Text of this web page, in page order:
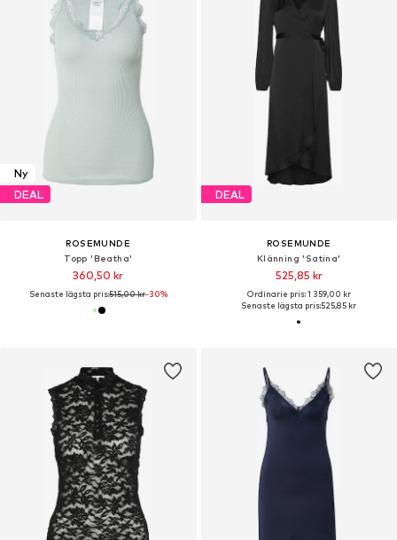
Ny
DEAL
ROSEMUNDE
Topp 'Beatha'
360,50 kr
Senaste lägsta pris:515,00 kr-30%
DEAL
ROSEMUNDE
Klänning 'Satina'
525,85 kr
Ordinarie pris: 1 359,00 kr
Senaste lägsta pris:525,85 kr